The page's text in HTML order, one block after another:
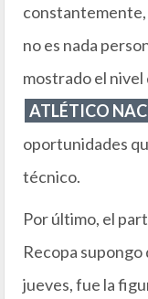
constantemente,
no es nada
mostrado el nivel
ATLÉTICO
oportunidades
técnico.
Por último, el
Recopa
jueves, fue la